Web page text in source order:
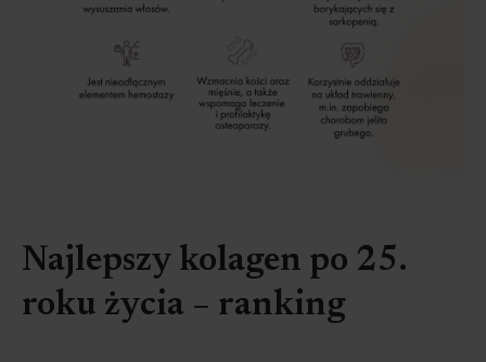
Najlepszy kolagen po 25.
roku życia – ranking